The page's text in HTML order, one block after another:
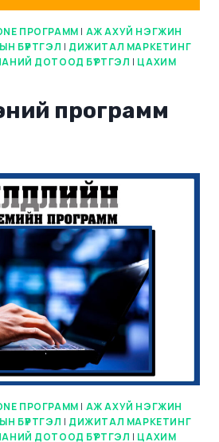
ПРОГРАММ | АЖ АХУЙ НЭГЖИН
БҮРТГЭЛ | ДИЖИТАЛ МАРКЕТИНГ
ДОТООД БҮРТГЭЛ | ЦАХИМ
программ
ПРОГРАММ | АЖ АХУЙ НЭГЖИН
БҮРТГЭЛ | ДИЖИТАЛ МАРКЕТИНГ
ДОТООД БҮРТГЭЛ | ЦАХИМ